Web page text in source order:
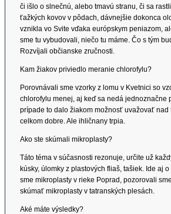
či išlo o slnečnú, alebo tmavú stranu, či sa
ťažkých kovov v pôdach, dávnejšie dokonca
vznikla vo Svite vďaka európskym peniazom,
sme tu vybudovali, niečo tu máme. Čo s tým
Rozvíjali občianske zručnosti.
Kam žiakov priviedlo meranie chlorofylu?
Porovnávali sme vzorky z lomu v Kvetnici so
chlorofylu menej, aj keď sa nedá
prípade to dalo žiakom možnosť uvažovať
celkom dobre. Ale ihličnany trpia.
Ako ste skúmali mikroplasty?
Táto téma v súčasnosti rezonuje, určite už
kúsky, úlomky z plastových fliaš, tašiek. Ide aj
sme mikroplasty v rieke Poprad, pozorovali
skúmať mikroplasty v tatranských plesách.
Aké máte výsledky?